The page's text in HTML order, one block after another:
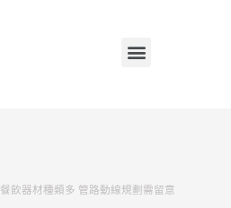
餐飲器材種類多 管路動線規劃需留意